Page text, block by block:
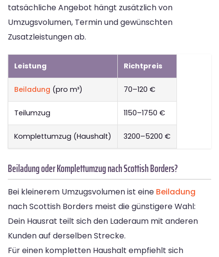
tatsächliche Angebot hängt zusätzlich von
Umzugsvolumen, Termin und gewünschten
Zusatzleistungen ab.
Leistung Richtpreis
Beiladung (pro m³) 70–120 €
Teilumzug 1150–1750 €
Komplettumzug (Haushalt) 3200–5200 €
Beiladung oder Komplettumzug nach Scottish Borders?
Bei kleinerem Umzugsvolumen ist eine Beiladung
nach Scottish Borders meist die günstigere Wahl:
Dein Hausrat teilt sich den Laderaum mit anderen
Kunden auf derselben Strecke.
Für einen kompletten Haushalt empfiehlt sich